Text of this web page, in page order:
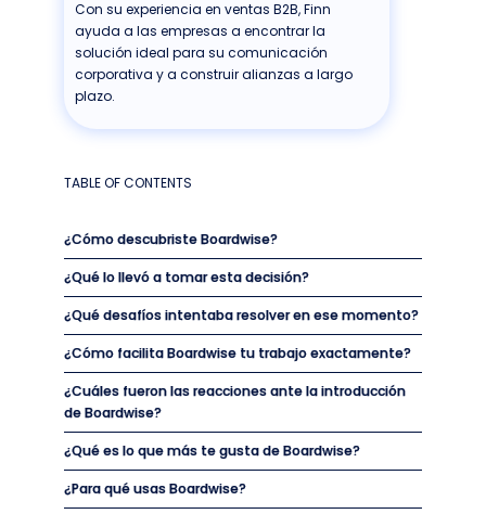
Con su experiencia en ventas B2B, Finn
ayuda a las empresas a encontrar la
solución ideal para su comunicación
corporativa y a construir alianzas a largo
plazo.
TABLE OF CONTENTS
¿Cómo descubriste Boardwise?
¿Qué lo llevó a tomar esta decisión?
¿Qué desafíos intentaba resolver en ese momento?
¿Cómo facilita Boardwise tu trabajo exactamente?
¿Cuáles fueron las reacciones ante la introducción
de Boardwise?
¿Qué es lo que más te gusta de Boardwise?
¿Para qué usas Boardwise?